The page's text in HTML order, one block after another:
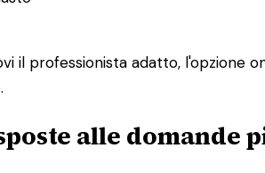
il professionista adatto,
alle domande